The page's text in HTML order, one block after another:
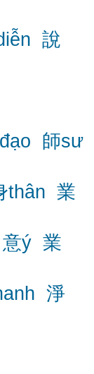
說
師sư
thân 業
意ý 業
淨